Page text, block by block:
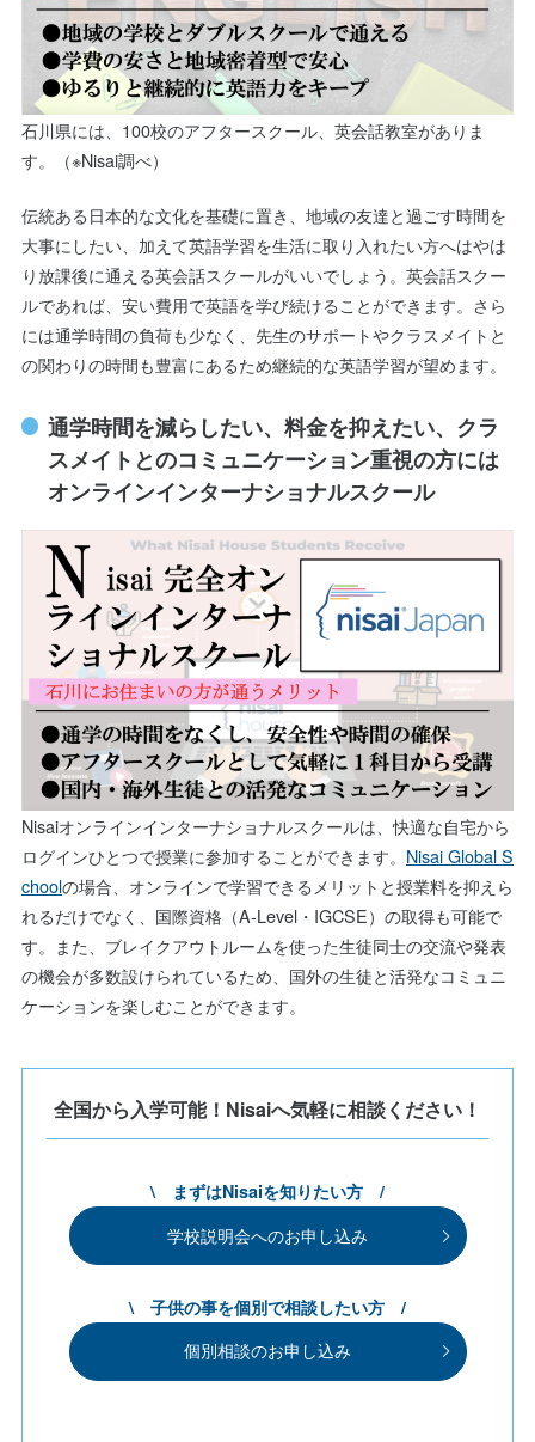
石川県には、100校のアフタースクール、英会話教室がありま
す。（※Nisai調べ）
伝統ある日本的な文化を基礎に置き、地域の友達と過ごす時間を
大事にしたい、加えて英語学習を生活に取り入れたい方へはやは
り放課後に通える英会話スクールがいいでしょう。英会話スクー
ルであれば、安い費用で英語を学び続けることができます。さら
には通学時間の負荷も少なく、先生のサポートやクラスメイトと
の関わりの時間も豊富にあるため継続的な英語学習が望めます。
通学時間を減らしたい、料金を抑えたい、クラ
スメイトとのコミュニケーション重視の方には
オンラインインターナショナルスクール
Nisaiオンラインインターナショナルスクールは、快適な自宅から
ログインひとつで授業に参加することができます。 Nisai Global S
choolの場合、オンラインで学習できるメリットと授業料を抑えら
れるだけでなく、国際資格（A-Level・IGCSE）の取得も可能で
す。また、ブレイクアウトルームを使った生徒同士の交流や発表
の機会が多数設けられているため、国外の生徒と活発なコミュニ
ケーションを楽しむことができます。
全国から入学可能！Nisaiへ気軽に相談ください！
\ まずはNisaiを知りたい方 /
学校説明会へのお申し込み
\ 子供の事を個別で相談したい方 /
個別相談のお申し込み